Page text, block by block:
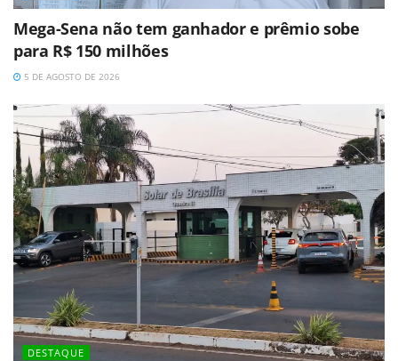
Mega-Sena não tem ganhador e prêmio sobe
para R$ 150 milhões
5 DE AGOSTO DE 2026
DESTAQUE